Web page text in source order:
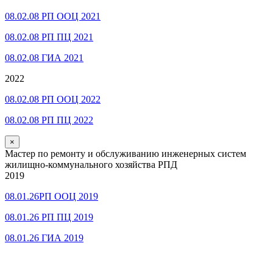
08.02.08 РП ООЦ 2021
08.02.08 РП ПЦ 2021
08.02.08 ГИА 2021
2022
08.02.08 РП ООЦ 2022
08.02.08 РП ПЦ 2022
×
Мастер по ремонту и обслуживанию инженерных систем
жилищно-коммунального хозяйства РПД
2019
08.01.26РП ООЦ 2019
08.01.26 РП ПЦ 2019
08.01.26 ГИА 2019